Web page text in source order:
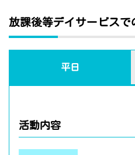
放課後等デイサービスで
平日
活動内容